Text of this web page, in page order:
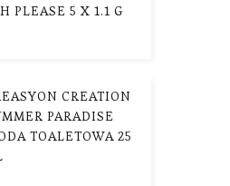
PLEASE 5 X 1.1 G
CREATION
PARADISE
TOALETOWA 25